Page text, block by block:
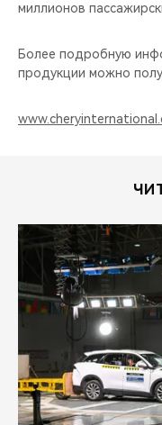
миллионов
Более подробную
продукции можно